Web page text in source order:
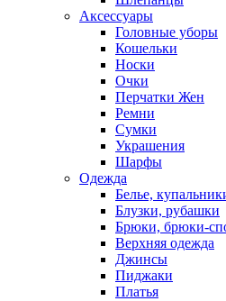
Аксессуары
Головные уборы
Кошельки
Носки
Очки
Перчатки Жен
Ремни
Сумки
Украшения
Шарфы
Одежда
Белье,
Блузки, рубашки
Брюки, брюки-
Верхняя одежда
Джинсы
Пиджаки
Платья